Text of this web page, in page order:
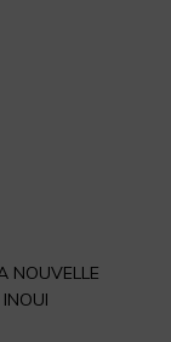
NOUVELLE